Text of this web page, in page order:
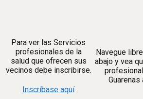
Para ver las Servicios
profesionales de la
salud que ofrecen sus
vecinos debe inscribirse.
Inscríbase aquí
Navegue
abajo y vea